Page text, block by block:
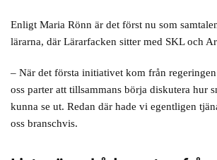
Enligt Maria Rönn är det först nu som
lärarna, där Lärarfacken sitter med SKL och
– När det första initiativet kom från
oss parter att tillsammans börja diskutera hur
kunna se ut. Redan där hade vi egentligen
oss branschvis.